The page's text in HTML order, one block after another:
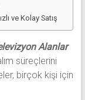
ve Kolay Satış
Alanlar
süreçlerini
birçok kişi için